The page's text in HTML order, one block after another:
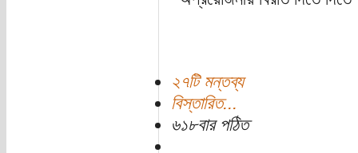
২৭টি মন্তব্য
বিস্তারিত...
৬১৮বার পঠিত